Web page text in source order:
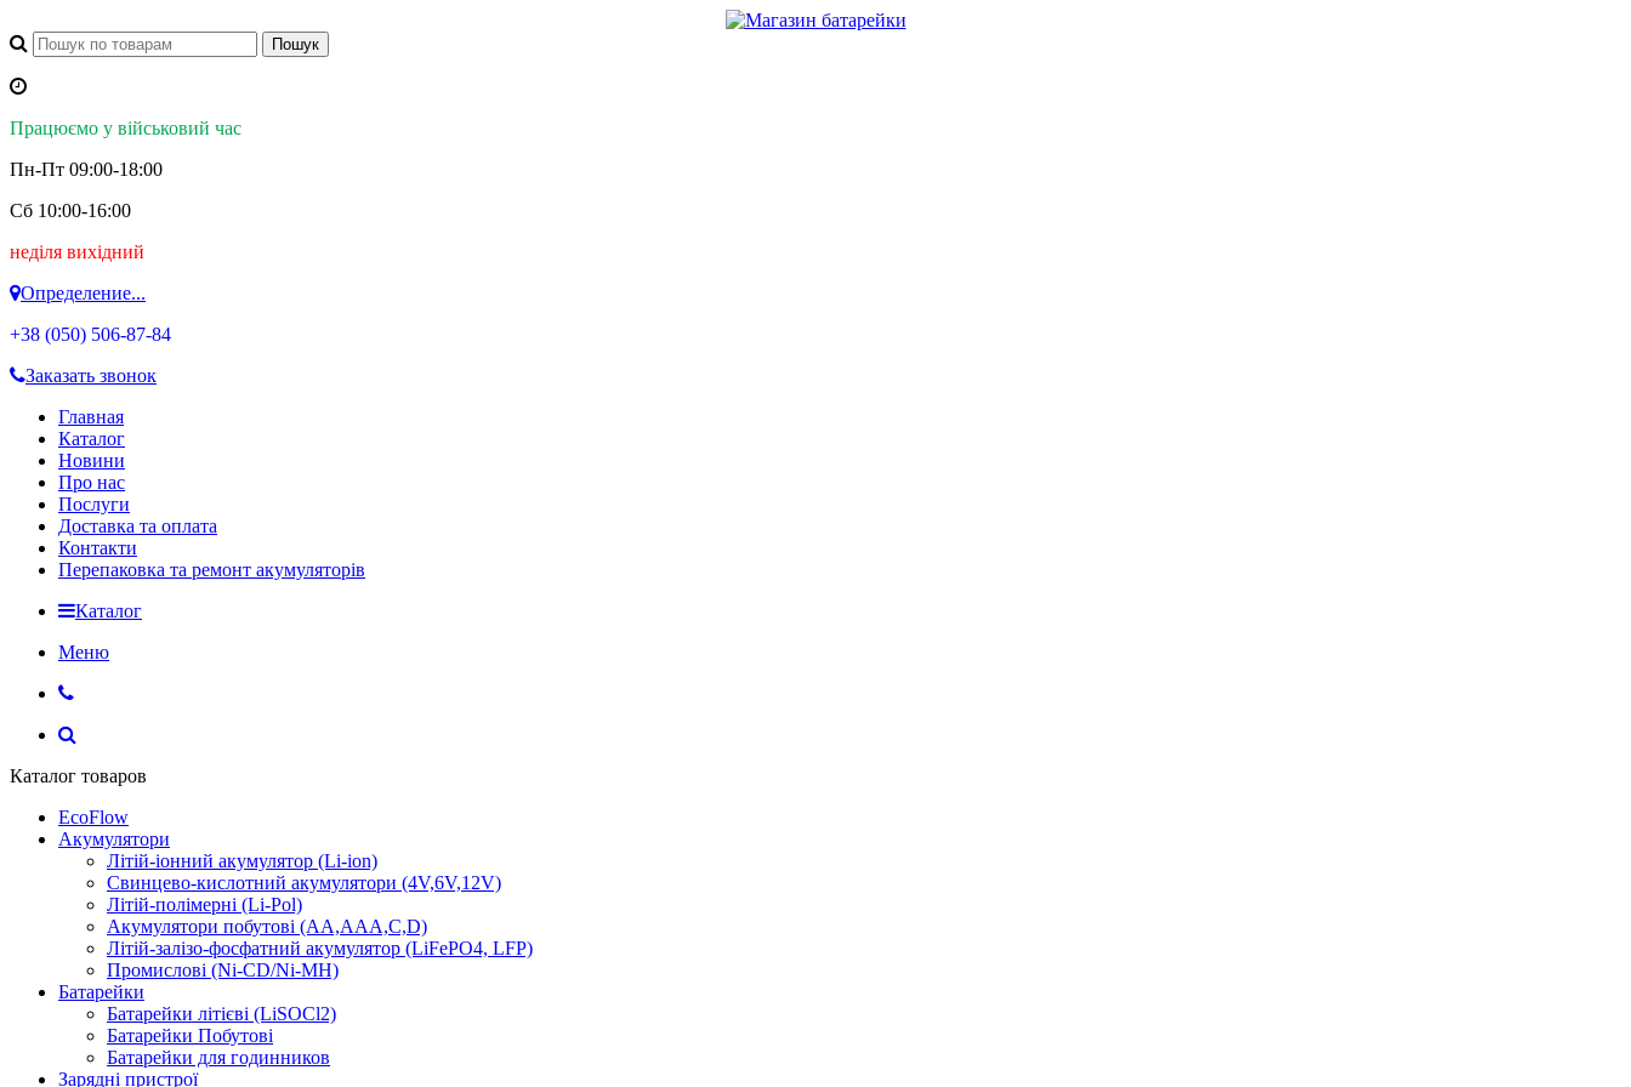
Працюємо у військовий час
Пн-Пт 09:00-18:00
Сб 10:00-16:00
неділя вихідний
Определение...
+38 (050) 506-87-84
Заказать звонок
Главная
Каталог
Новини
Про нас
Послуги
Доставка та оплата
Контакти
Перепаковка та ремонт акумуляторів
Каталог
Меню
Каталог товаров
EcoFlow
Акумулятори
Літій-іонний акумулятор (Li-ion)
Свинцево-кислотний акумулятори (4V,6V,12V)
Літій-полімерні (Li-Pol)
Акумулятори побутові (AA,AAA,C,D)
Літій-залізо-фосфатний акумулятор (LiFePO4, LFP)
Промислові (Ni-CD/Ni-MH)
Батарейки
Батарейки літієві (LiSOCl2)
Батарейки Побутові
Батарейки для годинников
Зарядні пристрої